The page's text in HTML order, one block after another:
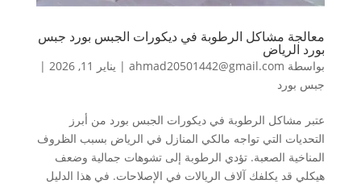
معالجة مشاكل الرطوبة في ديكورات الجبس بورد جبس
بورد الرياض
بواسطة ahmad20501442@gmail.com
| يناير 11, 2026
|
جبس بورد
عتبر مشاكل الرطوبة في ديكورات الجبس بورد من أبرز
التحديات التي تواجه مالكي المنازل في الرياض بسبب الظروف
المناخية الصعبة. تؤدي الرطوبة إلى تشوهات جمالية وضعف
هيكلي قد يكلفك آلاف الريالات في الإصلاحات. في هذا الدليل